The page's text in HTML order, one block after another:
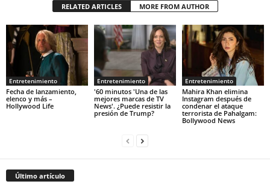
RELATED ARTICLES MORE FROM AUTHOR
Entretenimiento
Fecha de lanzamiento,
elenco y más –
Hollywood Life
Entretenimiento
'60 minutos 'Una de las
mejores marcas de TV
News'. ¿Puede resistir la
presión de Trump?
Entretenimiento
Mahira Khan elimina
Instagram después de
condenar el ataque
terrorista de Pahalgam:
Bollywood News
Último artículo